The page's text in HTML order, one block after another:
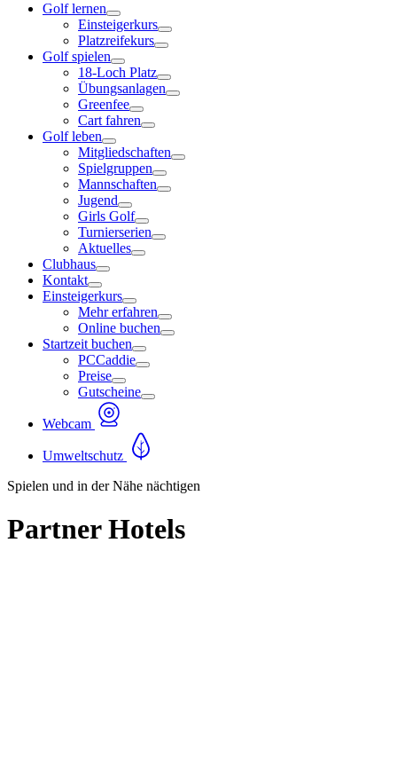
Golf lernen
Einsteigerkurs
Platzreifekurs
Golf spielen
18-Loch Platz
Übungsanlagen
Greenfee
Cart fahren
Golf leben
Mitgliedschaften
Spielgruppen
Mannschaften
Jugend
Girls Golf
Turnierserien
Aktuelles
Clubhaus
Kontakt
Einsteigerkurs
Mehr erfahren
Online buchen
Startzeit buchen
PCCaddie
Preise
Gutscheine
Webcam
Umweltschutz
Spielen und in der Nähe nächtigen
Partner Hotels